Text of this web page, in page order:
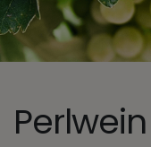
Perlwein